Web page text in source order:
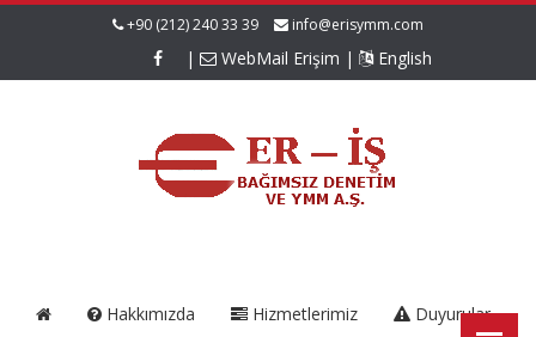
+90 (212) 240 33 39 info@erisymm.com
| WebMail Erişim | English
Hakkımızda Hizmetlerimiz Duyurular